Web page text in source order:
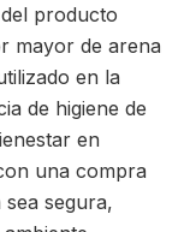
producto
mayor de arena
en la
de higiene de
en
una compra
segura,